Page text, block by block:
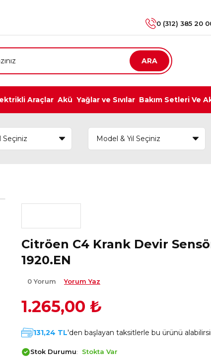
0 (312) 385 20
ARA
Araçlar Akü Yağlar ve Sıvılar Bakım Setleri Ve
Citröen C4 Krank Devir
1920.EN
0 Yorum Yorum Yaz
1.265,00 ₺
131,24 TL'den başlayan taksitlerle bu ürünü
Stok Durumu Stokta Var